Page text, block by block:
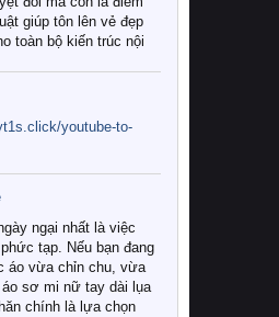
giúp tôn lên vẻ đẹp
toàn bộ kiến trúc nội
thị trường đa dạng
hiệu và mẫu mã
thế nào để chọn
chăn ga gối đệm cao
lượng, phù hợp với
cầu sử dụng của gia
chúng tôi đi tìm lời
qua bài viết dưới đây.
gia đình hiện đại lại ưa
gối đệm cao cấp?
youtube-to-
ngại nhất là việc
tạp. Nếu bạn đang
áo vừa chỉn chu, vừa
sơ mi nữ tay dài lụa
chính là lựa chọn